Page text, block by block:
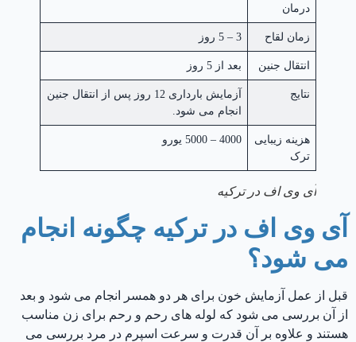
درمان
زمان لقاح 3 – 5 روز
انتقال جنین بعد از 5 روز
نتایج
آزمایش بارداری 12 روز پس از انتقال جنین
انجام می شود.
هزینه زیبایی
ترک
4000 – 5000 یورو
آی وی اف در ترکیه
آی وی اف در ترکیه چگونه انجام
می شود؟
قبل از عمل آزمایش خون برای هر دو همسر انجام می شود و بعد
از آن بررسی می شود که لوله های رحم و رحم برای زن مناسب
هستند و علاوه بر آن قدرت و سرعت اسپرم در مرد بررسی می